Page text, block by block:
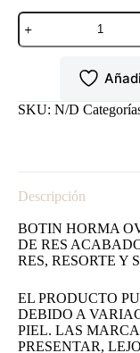
BOTIN
ESTABLO
DE
SHEDRON
SKU: N/D
Descripción
BOTIN HORMA
DE RES
RES, RESORTE Y
EL PRODUCTO
DEBIDO A
PIEL. LAS
PRESENTAR,